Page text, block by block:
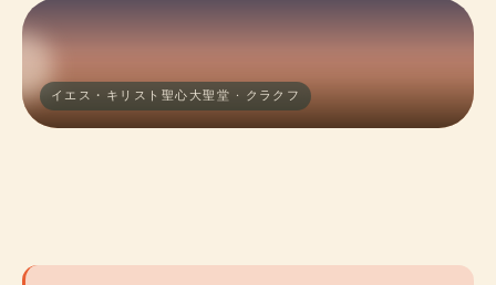
イエス・キリスト聖心大聖堂 · クラクフ